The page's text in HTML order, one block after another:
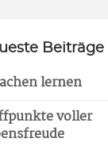
Beiträge
lernen
voller